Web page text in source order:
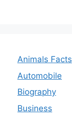
Animals Facts
Automobile
Biography
Business